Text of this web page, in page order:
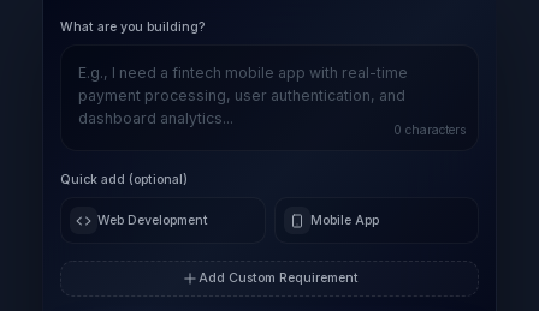
What are you building?
0 characters
Quick add (optional)
Web Development Mobile App
Add Custom Requirement